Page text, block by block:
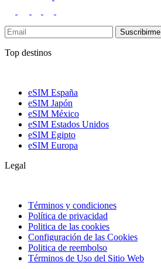
Suscribirme
Top destinos
eSIM España
eSIM Japón
eSIM México
eSIM Estados Unidos
eSIM Egipto
eSIM Europa
Legal
Términos y condiciones
Política de privacidad
Politica de las cookies
Configuración de las Cookies
Politica de reembolso
Términos de Uso del Sitio Web